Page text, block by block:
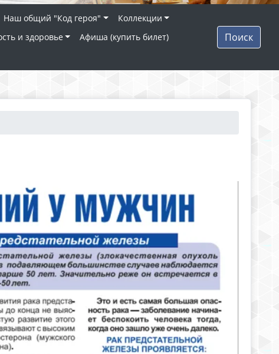
Наш общий "Код героя"
Коллекции
и здоровье
Афиша (купить билет)
Поиск